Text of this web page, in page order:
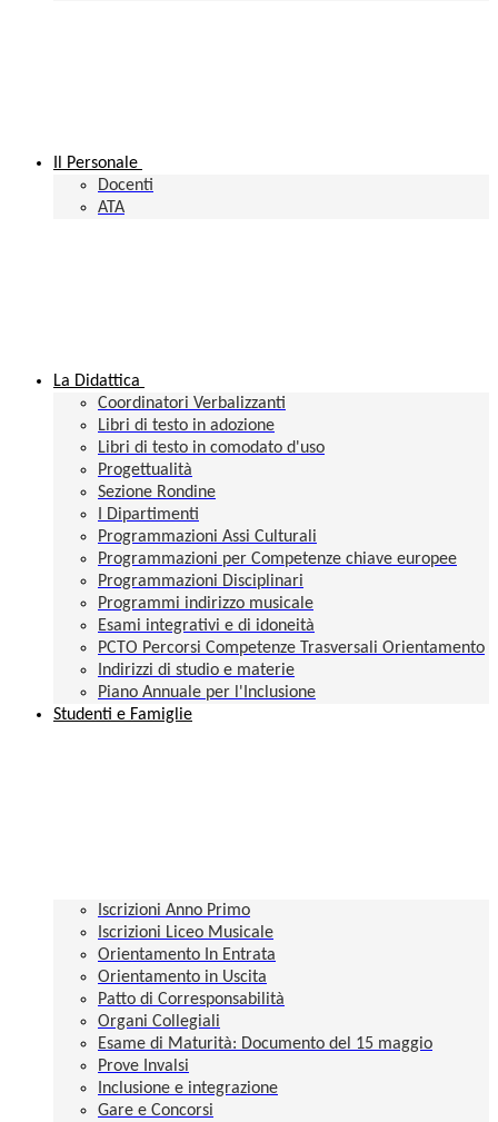
Il Personale
Docenti
ATA
La Didattica
Coordinatori Verbalizzanti
Libri di testo in adozione
Libri di testo in comodato d'uso
Progettualità
Sezione Rondine
I Dipartimenti
Programmazioni Assi Culturali
Programmazioni per Competenze chiave europee
Programmazioni Disciplinari
Programmi indirizzo musicale
Esami integrativi e di idoneità
PCTO Percorsi Competenze Trasversali Orientamento
Indirizzi di studio e materie
Piano Annuale per l'Inclusione
Studenti e Famiglie
Iscrizioni Anno Primo
Iscrizioni Liceo Musicale
Orientamento In Entrata
Orientamento in Uscita
Patto di Corresponsabilità
Organi Collegiali
Esame di Maturità: Documento del 15 maggio
Prove Invalsi
Inclusione e integrazione
Gare e Concorsi